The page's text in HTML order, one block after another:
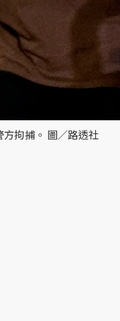
拘捕。 圖／路透社